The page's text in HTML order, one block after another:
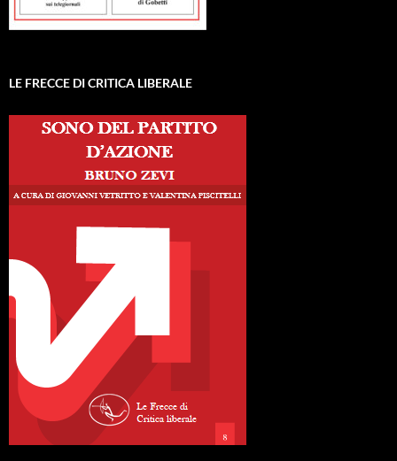
LE FRECCE DI CRITICA LIBERALE